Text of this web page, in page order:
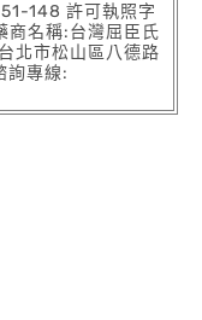
148 許可執照字
商名稱:台灣屈臣氏
北市松山區八德路
詢專線: